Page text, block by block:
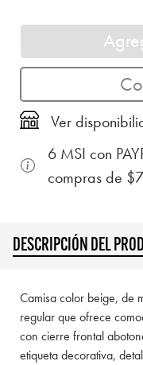
Ver
6 MSI con
compras de
DESCRIPCIÓN DEL
Camisa color beige, de
regular que ofrece
con cierre frontal
etiqueta decorativa,